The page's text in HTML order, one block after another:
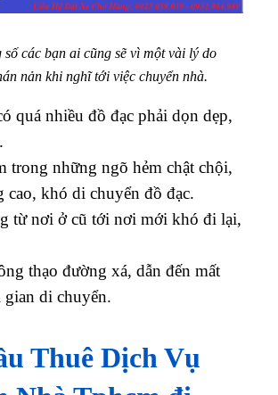
số các bạn ai cũng sẽ vì một vài lý do
nản khi nghĩ tới việc chuyển nhà.
quá nhiều đồ đạc phải dọn dẹp,
trong những ngõ hẻm chật chội,
cao, khó di chuyển đồ đạc.
từ nơi ở cũ tới nơi mới khó đi lại,
thạo đường xá, dẫn đến mất
di chuyển.
Thuê Dịch Vụ